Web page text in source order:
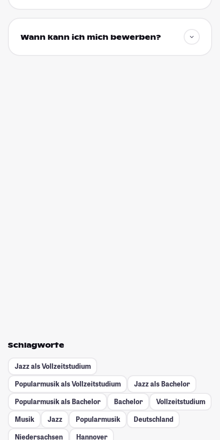
Wann kann ich mich bewerben?
Schlagworte
Jazz als Vollzeitstudium
Popularmusik als Vollzeitstudium
Jazz als Bachelor
Popularmusik als Bachelor
Bachelor
Vollzeitstudium
Musik
Jazz Popularmusik
Deutschland
Niedersachsen
Hannover